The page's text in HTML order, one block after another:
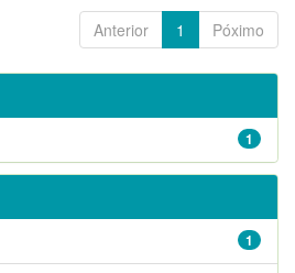
Anterior 1 Póximo
1
1